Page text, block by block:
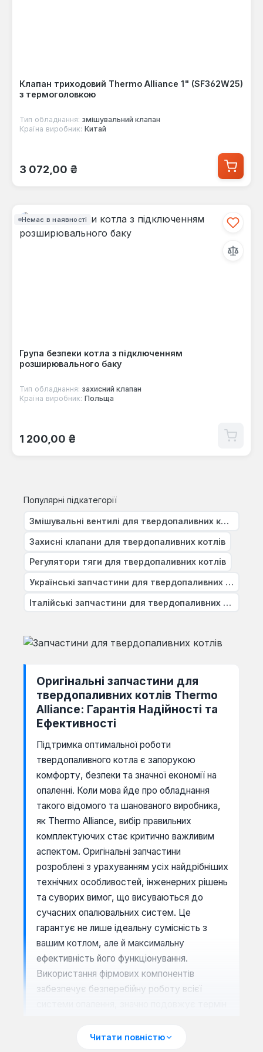
Клапан триходовий Thermo Alliance 1" (SF362W25)
з термоголовкою
Тип обладнання: змішувальний клапан
Країна виробник: Китай
Звичайна ціна:
3 072,00 ₴
Немає в наявності
Група безпеки котла з підключенням
розширювального баку
Тип обладнання: захисний клапан
Країна виробник: Польща
Звичайна ціна:
1 200,00 ₴
Популярні підкатегорії
Змішувальні вентилі для твердопаливних котлів
Захисні клапани для твердопаливних котлів
Регулятори тяги для твердопаливних котлів
Українські запчастини для твердопаливних котлів
Італійські запчастини для твердопаливних котлів
Оригінальні запчастини для
твердопаливних котлів Thermo
Alliance: Гарантія Надійності та
Ефективності
Підтримка оптимальної роботи
твердопаливного котла є запорукою
комфорту, безпеки та значної економії на
опаленні. Коли мова йде про обладнання
такого відомого та шанованого виробника,
як Thermo Alliance, вибір правильних
комплектуючих стає критично важливим
аспектом. Оригінальні запчастини
розроблені з урахуванням усіх найдрібніших
технічних особливостей, інженерних рішень
та суворих вимог, що висуваються до
сучасних опалювальних систем. Це
гарантує не лише ідеальну сумісність з
вашим котлом, але й максимальну
ефективність його функціонування.
Використання фірмових компонентів
забезпечує безперебійну роботу всієї
ефективно запобігає передчасним
Читати повністю